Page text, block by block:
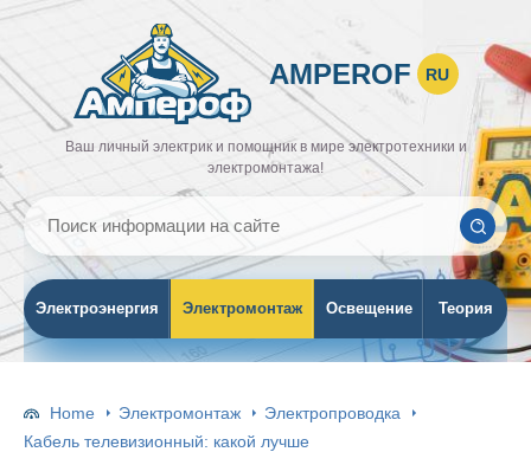
AMPEROF RU
Ваш личный электрик и помощник в мире электротехники и
электромонтажа!
Электроэнергия Электромонтаж Освещение Теория
Home Электромонтаж
Электропроводка
Кабель телевизионный: какой лучше